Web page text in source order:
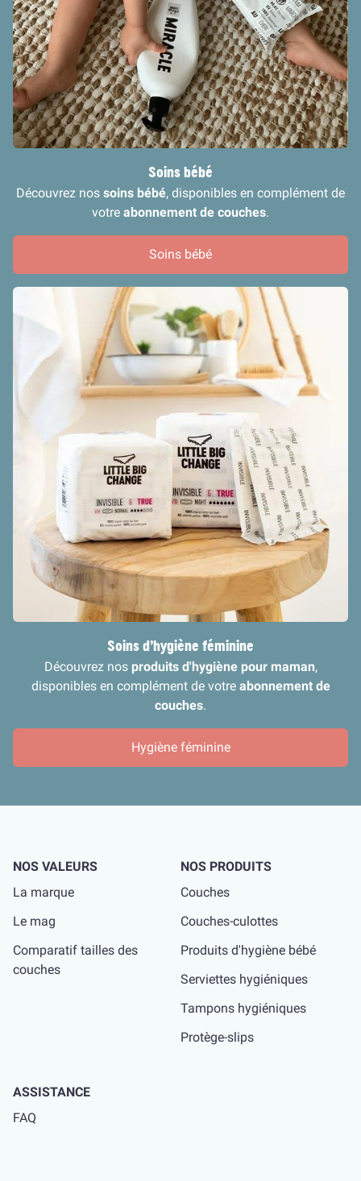
Soins bébé
Découvrez nos soins bébé, disponibles en complément de
votre abonnement de couches.
Soins bébé
Soins d’hygiène féminine
Découvrez nos produits d'hygiène pour maman,
disponibles en complément de votre abonnement de
couches.
Hygiène féminine
NOS VALEURS
La marque
Le mag
Comparatif tailles des
couches
NOS PRODUITS
Couches
Couches-culottes
Produits d'hygiène bébé
Serviettes hygiéniques
Tampons hygiéniques
Protège-slips
ASSISTANCE
FAQ